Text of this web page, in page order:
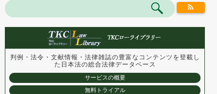
判例・法令・文献情報・法律雑誌の豊富なコンテンツを登載し
た 日本法の総合法律データベース
サービスの概要
無料トライアル